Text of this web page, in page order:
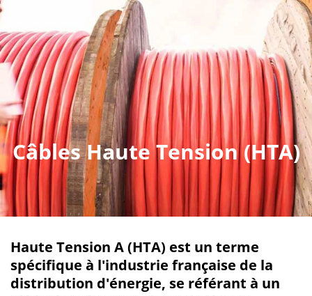
Câbles Haute Tension (HTA)
Haute Tension A (HTA) est un terme
spécifique à l'industrie française de la
distribution d'énergie, se référant à un